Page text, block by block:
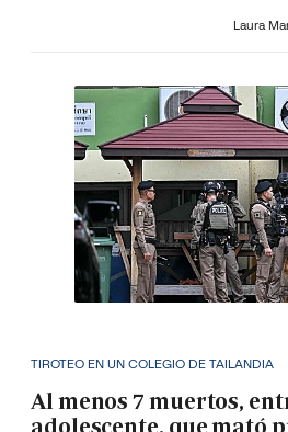
Laura
TIROTEO EN UN COLEGIO DE TAILANDIA
Al menos 7 muertos,